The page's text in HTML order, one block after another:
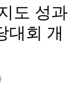
도 성과
대회 개